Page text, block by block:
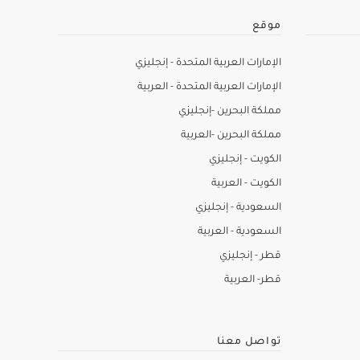
موقع
الإمارات العربية المتحدة - إنجليزي
الإمارات العربية المتحدة - العربية
مملكة البحرين -إنجليزي
مملكة البحرين -العربية
الكويت - إنجليزي
الكويت - العربية
السعودية - إنجليزي
السعودية - العربية
قطر - إنجليزي
قطر- العربية
تواصل معنا